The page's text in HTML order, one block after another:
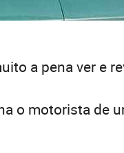
a pena ver e
o motorista de